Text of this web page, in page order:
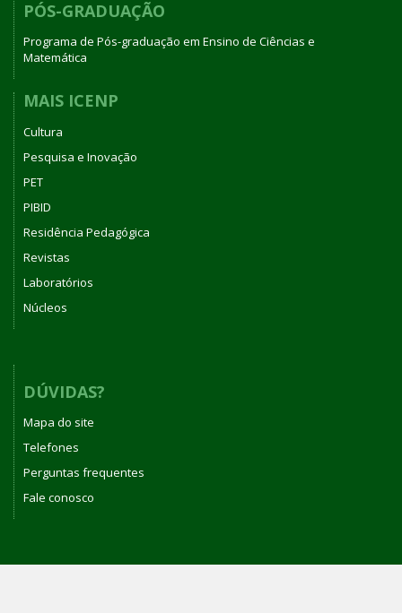
PÓS-GRADUAÇÃO
Programa de Pós-graduação em Ensino de Ciências e
Matemática
MAIS ICENP
Cultura
Pesquisa e Inovação
PET
PIBID
Residência Pedagógica
Revistas
Laboratórios
Núcleos
DÚVIDAS?
Mapa do site
Telefones
Perguntas frequentes
Fale conosco